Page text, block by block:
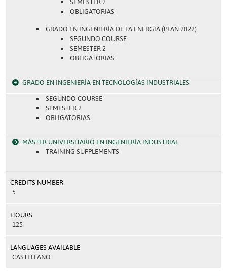
SEMESTER 2
OBLIGATORIAS
GRADO EN INGENIERÍA DE LA ENERGÍA (PLAN 2022)
SEGUNDO COURSE
SEMESTER 2
OBLIGATORIAS
GRADO EN INGENIERÍA EN TECNOLOGÍAS INDUSTRIALES
SEGUNDO COURSE
SEMESTER 2
OBLIGATORIAS
MÁSTER UNIVERSITARIO EN INGENIERÍA INDUSTRIAL
TRAINING SUPPLEMENTS
CREDITS NUMBER
5
HOURS
125
LANGUAGES AVAILABLE
CASTELLANO